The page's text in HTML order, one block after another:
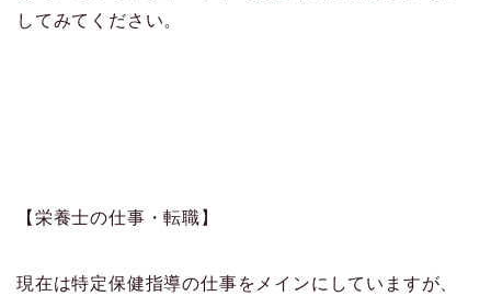
してみてください。
【栄養士の仕事・転職】
現在は特定保健指導の仕事をメインにしていますが、